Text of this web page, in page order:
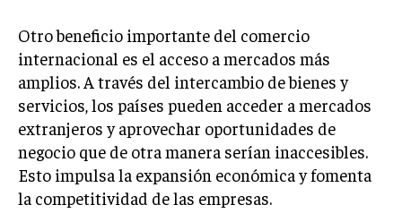
INVESTIGACIÓN DE MERCADO
ANÁLISIS DE COMPETENCIA
GESTIÓN DE CLIENTES
EMPRENDIMIENTO
INNOVACIÓN EMPRESARIAL
GESTIÓN DEL CAMBIO
Otro beneficio importante del comercio
internacional es el acceso a mercados más
amplios. A través del intercambio de bienes y
servicios, los países pueden acceder a mercados
extranjeros y aprovechar oportunidades de
negocio que de otra manera serían inaccesibles.
Esto impulsa la expansión económica y fomenta
la competitividad de las empresas.